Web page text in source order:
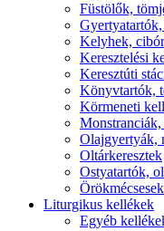
Füstölők,
Kelyhek,
Keresztelési
Keresztúti
Könyvtartók,
Körmeneti
Olajgyertyák,
Oltárkeresztek
Ostyatartók,
Örökmécsesek
Liturgikus kellékek
Egyéb